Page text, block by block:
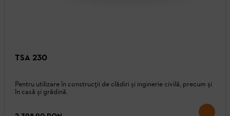
TSA 230
Pentru utilizare în construcții de clădiri și inginerie civilă, precum și
în casă și grădină.